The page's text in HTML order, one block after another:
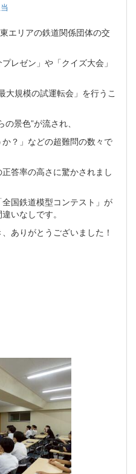
エリアの鉄道関係団体の交
レゼン」や「クイズ大会」
大規模の試運転会」を行うこ
景色”が流され、
か？」などの超難問の数々で
答率の高さに驚かされまし
国鉄道模型コンテスト」が
いなしです。
ありがとうございました！